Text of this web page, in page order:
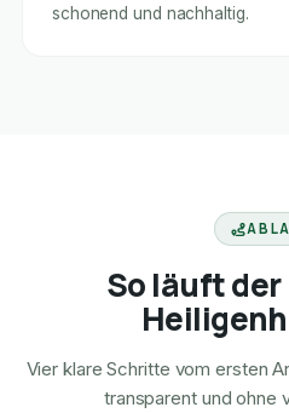
schonend und nachhaltig.
So läuft
Vier klare Schritte vom ersten
transparent und ohne